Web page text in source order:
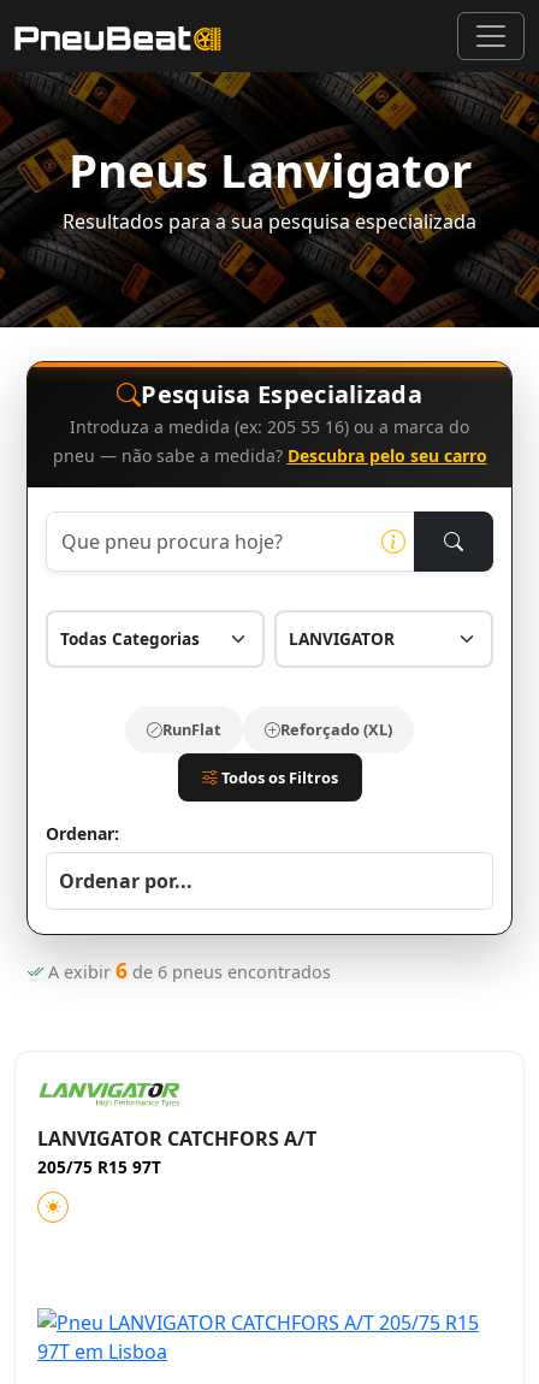
Pneus Lanvigator
Resultados para a sua pesquisa especializada
Pesquisa Especializada
Introduza a medida (ex: 205 55 16) ou a marca do
pneu — não sabe a medida? Descubra pelo seu carro
RunFlat Reforçado (XL)
Todos os Filtros
Ordenar:
A exibir 6 de 6 pneus encontrados
LANVIGATOR CATCHFORS A/T
205/75 R15 97T